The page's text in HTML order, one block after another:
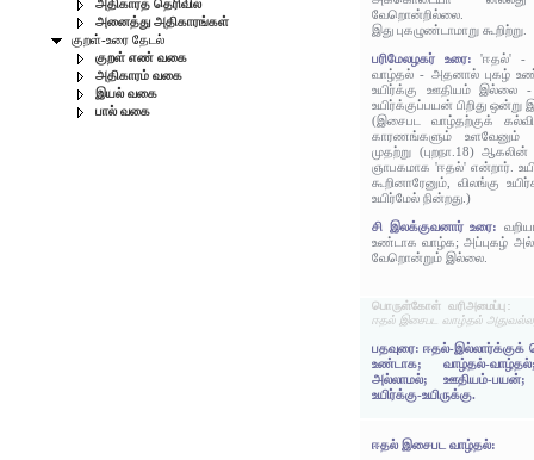
அதிகாரத் தெரிவில்
அனைத்து அதிகாரங்கள்
குறள்-உரை தேடல்
குறள் எண் வகை
அதிகாரம் வகை
இயல் வகை
பால் வகை
வேறொன்றில்லை.
இது புகழுண்டாமாறு கூறிற்று.
பரிமேலழகர் உரை:'ஈதல்' -
வாழ்தல் - அதனால் புகழ்
உயிர்க்கு ஊதியம் இல்லை
உயிர்க்குப்பயன் பிறிது
(இசைபட வாழ்தற்குக்
காரணங்களும்
முதற்று (புறநா.18)
ஞாபகமாக 'ஈதல்' என்றார்.
கூறினாரேனும், விலங்கு
உயிர்மேல் நின்றது.)
சி இலக்குவனார் உரை:
உண்டாக வாழ்க; அப்புகழ்
வேறொன்றும் இல்லை.
பொருள்கோள் வரிஅமைப்பு:
ஈதல் இசைபட வாழ்தல்
பதவுரை: ஈதல்-
உண்டாக; வாழ்தல்-
அல்லாமல்; ஊதியம்-
உயிர்க்கு-உயிருக்கு.
ஈதல் இசைபட வாழ்தல்: